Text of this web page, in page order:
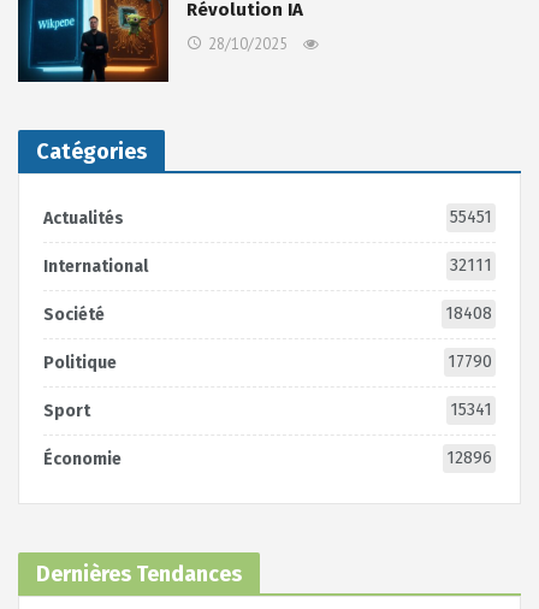
Révolution IA
28/10/2025
Catégories
Actualités 55451
International 32111
Société 18408
Politique 17790
Sport 15341
Économie 12896
Dernières Tendances